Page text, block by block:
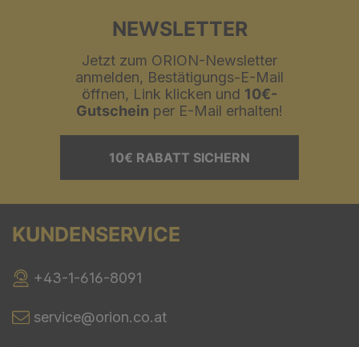
NEWSLETTER
Jetzt zum ORION-Newsletter
anmelden, Bestätigungs-E-Mail
öffnen, Link klicken und 10€-
Gutschein per E-Mail erhalten!
10€ RABATT SICHERN
KUNDENSERVICE
+43-1-616-8091
service@orion.co.at